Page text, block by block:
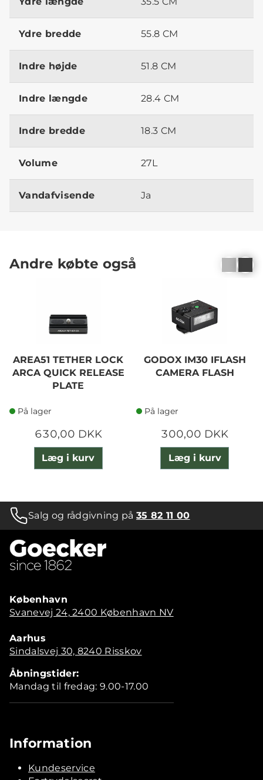
Ydre bredde 55.8 CM
Indre højde 51.8 CM
Indre længde 28.4 CM
Indre bredde 18.3 CM
Volume 27L
Vandafvisende Ja
Andre købte også
AREA51 TETHER LOCK
ARCA QUICK RELEASE
PLATE
På lager
630,00 DKK
Læg i kurv
GODOX IM30 IFLASH
CAMERA FLASH
På lager
300,00 DKK
Læg i kurv
Salg og rådgivning på35 82 11 00
København
Svanevej 24, 2400 København NV
Aarhus
Sindalsvej 30, 8240 Risskov
Åbningstider:
Mandag til fredag: 9.00-17.00
Information
Kundeservice